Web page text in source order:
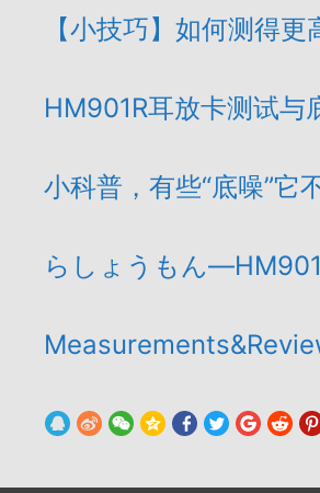
【小技巧】如何测得
HM901R耳放卡测试与
小科普，有些“底噪”它
らしょうもん